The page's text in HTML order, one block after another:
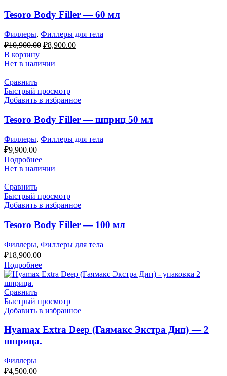
Tesoro Body Filler — 60 мл
Филлеры, Филлеры для тела
₽10,900.00 Первоначальная
составляла
₽8,900.00Текущая
В корзину
Нет в наличии
Сравнить
Быстрый просмотр
Добавить в избранное
Tesoro Body Filler — шприц 50 мл
Филлеры, Филлеры для тела
₽9,900.00
Подробнее
Нет в наличии
Сравнить
Быстрый просмотр
Добавить в избранное
Tesoro Body Filler — 100 мл
Филлеры, Филлеры для тела
₽18,900.00
Подробнее
Сравнить
Быстрый просмотр
Добавить в избранное
Hyamax Extra Deep (Гаямакс Экстра Дип) — 2
шприца.
Филлеры
₽4,500.00